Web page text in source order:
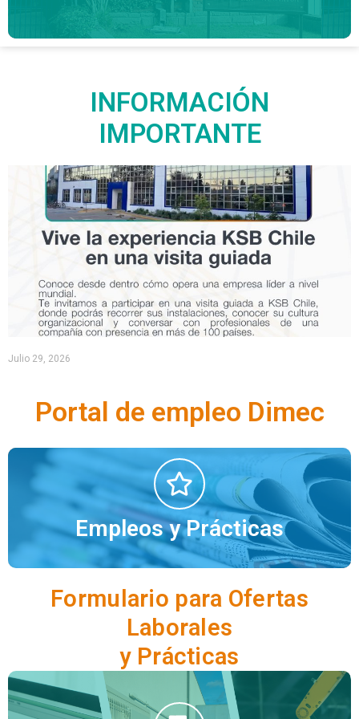
INFORMACIÓN
IMPORTANTE
Julio 29, 2026
Portal de empleo Dimec
Empleos y Prácticas
Portal de empleo
Ofertas Aquí
Formulario para Ofertas
Laborales
y Prácticas